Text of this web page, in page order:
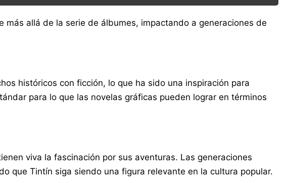
allá de la serie de álbumes, impactando a generaciones de
históricos con ficción, lo que ha sido una inspiración para
para lo que las novelas gráficas pueden lograr en términos
viva la fascinación por sus aventuras. Las generaciones
que Tintín siga siendo una figura relevante en la cultura popular.